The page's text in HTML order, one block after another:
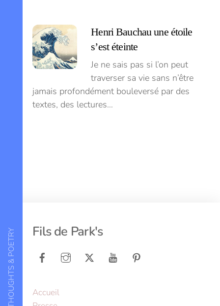
LOVE, THOUGHTS & POETRY
Henri Bauchau une étoile
s’est éteinte
Je ne sais pas si l’on peut
traverser sa vie sans n’être
jamais profondément bouleversé par des
textes, des lectures…
Top
Fils de Park's
Accueil